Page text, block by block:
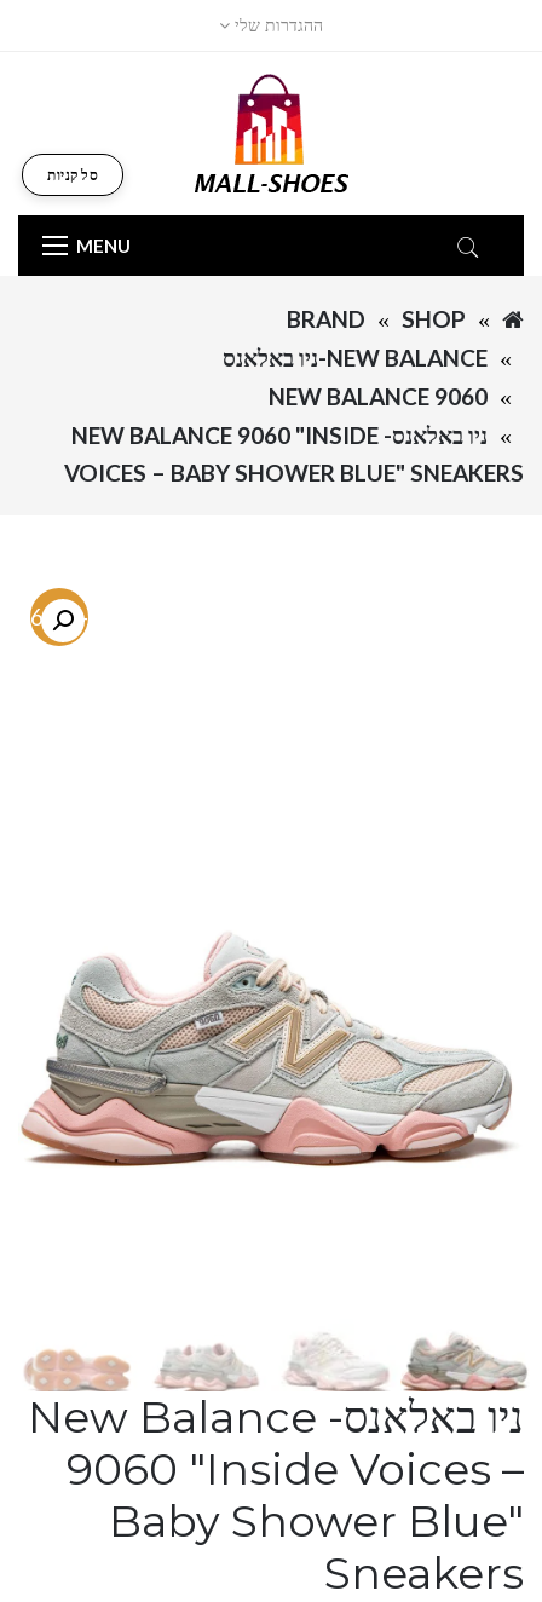
ההגדרות שלי
MENU
סל קניות
SHOP
BRAND
NEW BALANCE-ניו באלאנס
NEW BALANCE 9060
ניו באלאנס- NEW BALANCE 9060 "INSIDE
VOICES – BABY SHOWER BLUE" SNEAKERS
-56.6%
ניו באלאנס- New Balance
9060 "Inside Voices –
Baby Shower Blue"
Sneakers